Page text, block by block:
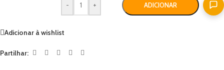
- + ADICIONAR
Adicionar à wishlist
Partilhar: